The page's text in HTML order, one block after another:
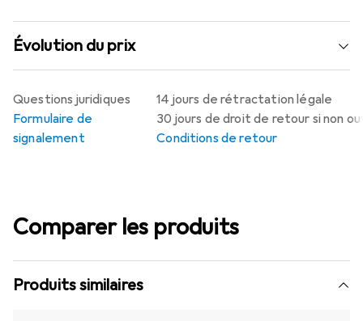
Évolution du prix
14 jours de rétractation légale
30 jours de droit de retour si non
Conditions de retour
Questions juridiques
Formulaire de
signalement
Comparer les produits
Produits similaires